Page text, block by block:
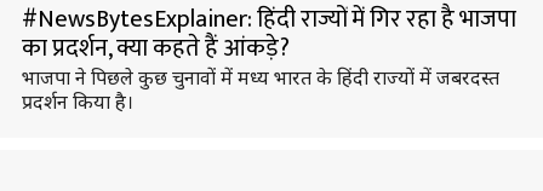
#NewsBytesExplainer: हिंदी राज्यों में गिर रहा है भाजपा
का प्रदर्शन, क्या कहते हैं आंकड़े?
भाजपा ने पिछले कुछ चुनावों में मध्य भारत के हिंदी राज्यों में जबरदस्त
प्रदर्शन किया है।